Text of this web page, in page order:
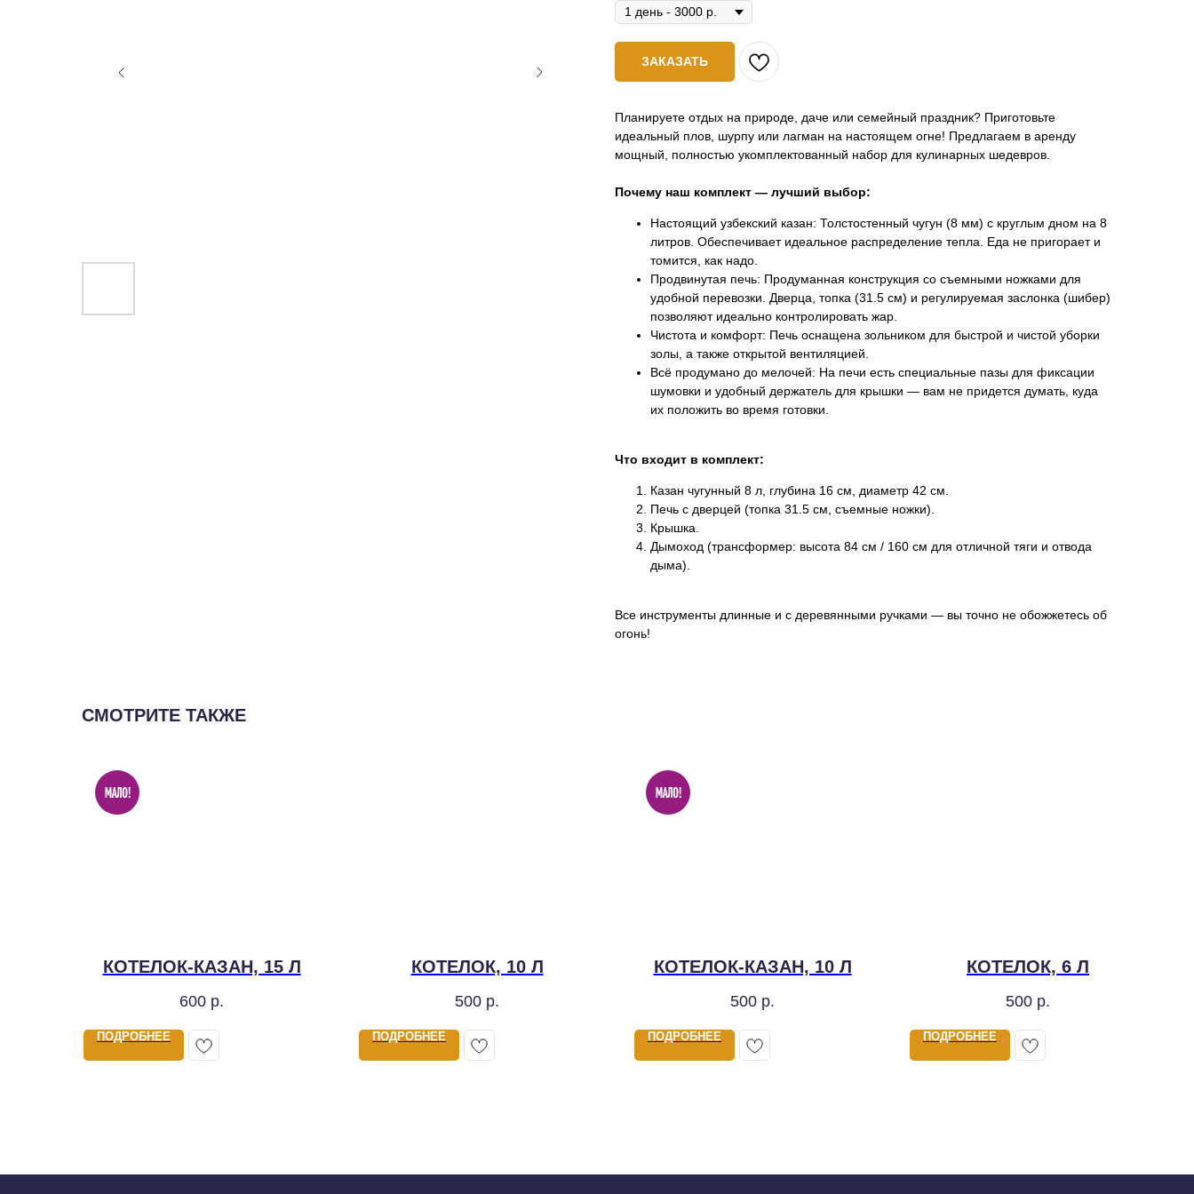
ЗАКАЗАТЬ
Планируете отдых на природе, даче или семейный праздник? Приготовьте
идеальный плов, шурпу или лагман на настоящем огне! Предлагаем в аренду
мощный, полностью укомплектованный набор для кулинарных шедевров.
Почему наш комплект — лучший выбор:
Настоящий узбекский казан: Толстостенный чугун (8 мм) с круглым дном на 8
литров. Обеспечивает идеальное распределение тепла. Еда не пригорает и
томится, как надо.
Продвинутая печь: Продуманная конструкция со съемными ножками для
удобной перевозки. Дверца, топка (31.5 см) и регулируемая заслонка (шибер)
позволяют идеально контролировать жар.
Чистота и комфорт: Печь оснащена зольником для быстрой и чистой уборки
золы, а также открытой вентиляцией.
Всё продумано до мелочей: На печи есть специальные пазы для фиксации
шумовки и удобный держатель для крышки — вам не придется думать, куда
их положить во время готовки.
Что входит в комплект:
Казан чугунный 8 л, глубина 16 см, диаметр 42 см.
Печь с дверцей (топка 31.5 см, съемные ножки).
Крышка.
Дымоход (трансформер: высота 84 см / 160 см для отличной тяги и отвода
дыма).
Все инструменты длинные и с деревянными ручками — вы точно не обожжетесь об
огонь!
СМОТРИТЕ ТАКЖЕ
КОТЕЛОК-КАЗАН, 15 Л
600 р.
ПОДРОБНЕЕ
КОТЕЛОК, 10 Л
500 р.
ПОДРОБНЕЕ
КОТЕЛОК-КАЗАН, 10 Л
500 р.
ПОДРОБНЕЕ
КОТЕЛОК, 6 Л
500 р.
ПОДРОБНЕЕ